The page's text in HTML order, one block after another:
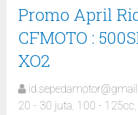
Promo April
CFMOTO :
XO2
20 - 30 juta, 100 - 125cc,